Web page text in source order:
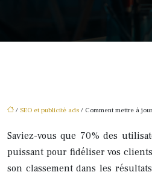
/ SEO et publicité ads / Comment mettre à
Saviez-vous que 70% des
puissant pour fidéliser vos
son classement dans les